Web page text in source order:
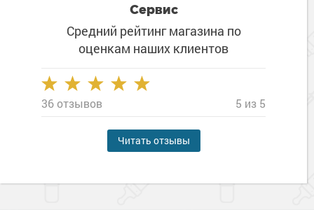
Сервис
Средний рейтинг магазина по
оценкам наших клиентов
36 отзывов 5 из 5
Читать отзывы